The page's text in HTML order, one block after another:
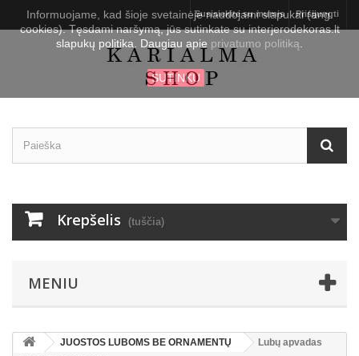
Prisijungti
Susisiekite su mumis
Krepšelis (tuščia)
MENIU
JUOSTOS LUBOMS BE ORNAMENTŲ
Lubų apvadas
Informuojame, kad šioje svetainėje naudojami slapukai (ang.
cookies). Tęsdami naršymą, jūs sutinkate su interjerodekoras.lt
slapukų politika. Daugiau apie privatumo politiką
SUTINKU